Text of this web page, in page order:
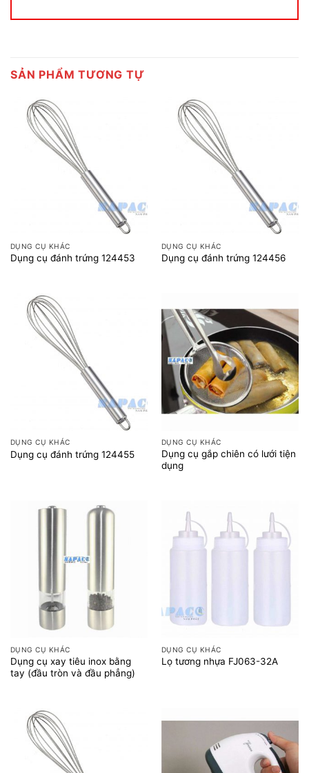
SẢN PHẨM TƯƠNG TỰ
DỤNG CỤ KHÁC
Dụng cụ đánh trứng 124453
DỤNG CỤ KHÁC
Dụng cụ đánh trứng 124456
DỤNG CỤ KHÁC
Dụng cụ đánh trứng 124455
DỤNG CỤ KHÁC
Dụng cụ gắp chiên có lưới tiện
dụng
DỤNG CỤ KHÁC
Dụng cụ xay tiêu inox bằng
tay (đầu tròn và đầu phẳng)
DỤNG CỤ KHÁC
Lọ tương nhựa FJ063-32A